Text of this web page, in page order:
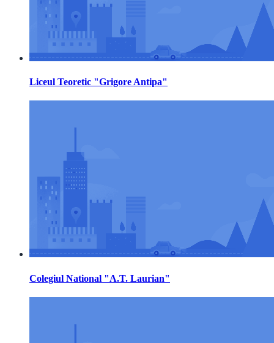
Liceul Teoretic "Grigore Antipa"
Colegiul National "A.T. Laurian"